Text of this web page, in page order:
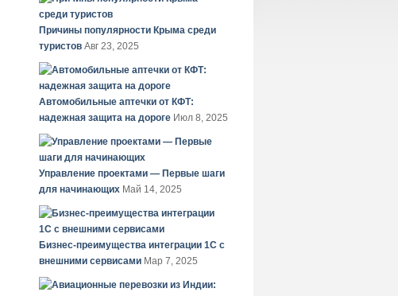
Причины популярности Крыма среди
туристов Авг 23, 2025
Автомобильные аптечки от КФТ:
надежная защита на дороге Июл 8, 2025
Управление проектами — Первые шаги
для начинающих Май 14, 2025
Бизнес-преимущества интеграции 1С с
внешними сервисами Мар 7, 2025